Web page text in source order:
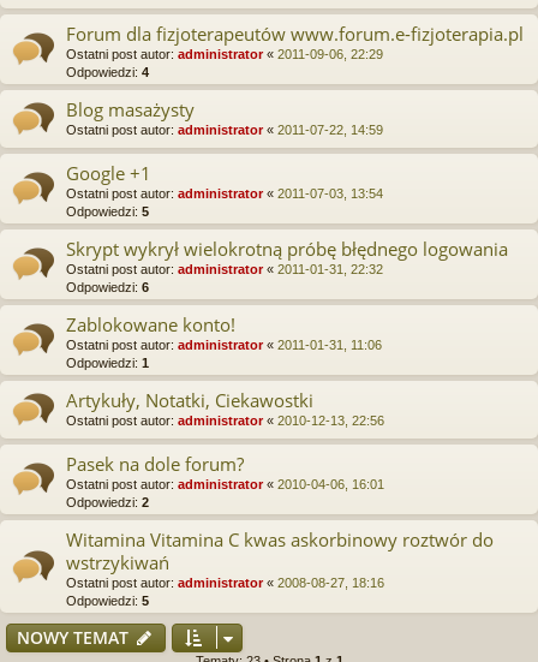
Forum dla fizjoterapeutów www.forum.e-fizjoterapia.pl
Ostatni post autor: administrator« 2011-09-06, 22:29
Odpowiedzi: 4
Blog masażysty
Ostatni post autor: administrator« 2011-07-22, 14:59
Google +1
Ostatni post autor: administrator« 2011-07-03, 13:54
Odpowiedzi: 5
Skrypt wykrył wielokrotną próbę błędnego logowania
Ostatni post autor: administrator« 2011-01-31, 22:32
Odpowiedzi: 6
Zablokowane konto!
Ostatni post autor: administrator« 2011-01-31, 11:06
Odpowiedzi: 1
Artykuły, Notatki, Ciekawostki
Ostatni post autor: administrator« 2010-12-13, 22:56
Pasek na dole forum?
Ostatni post autor: administrator« 2010-04-06, 16:01
Odpowiedzi: 2
Witamina Vitamina C kwas askorbinowy roztwór do
wstrzykiwań
Ostatni post autor: administrator« 2008-08-27, 18:16
Odpowiedzi: 5
NOWY TEMAT